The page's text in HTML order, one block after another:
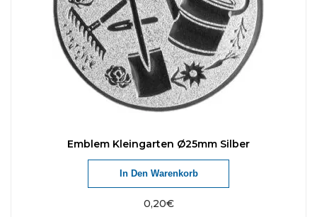
Emblem Kleingarten Ø25mm Silber
0,20€
In Den Warenkorb